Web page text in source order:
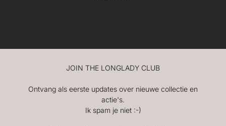
JOIN THE LONGLADY CLUB
Ontvang als eerste updates over nieuwe collectie en
actie's.
Ik spam je niet :-)